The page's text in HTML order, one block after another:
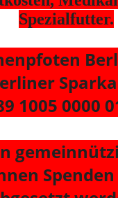
Spezialfutter.
1005 0000